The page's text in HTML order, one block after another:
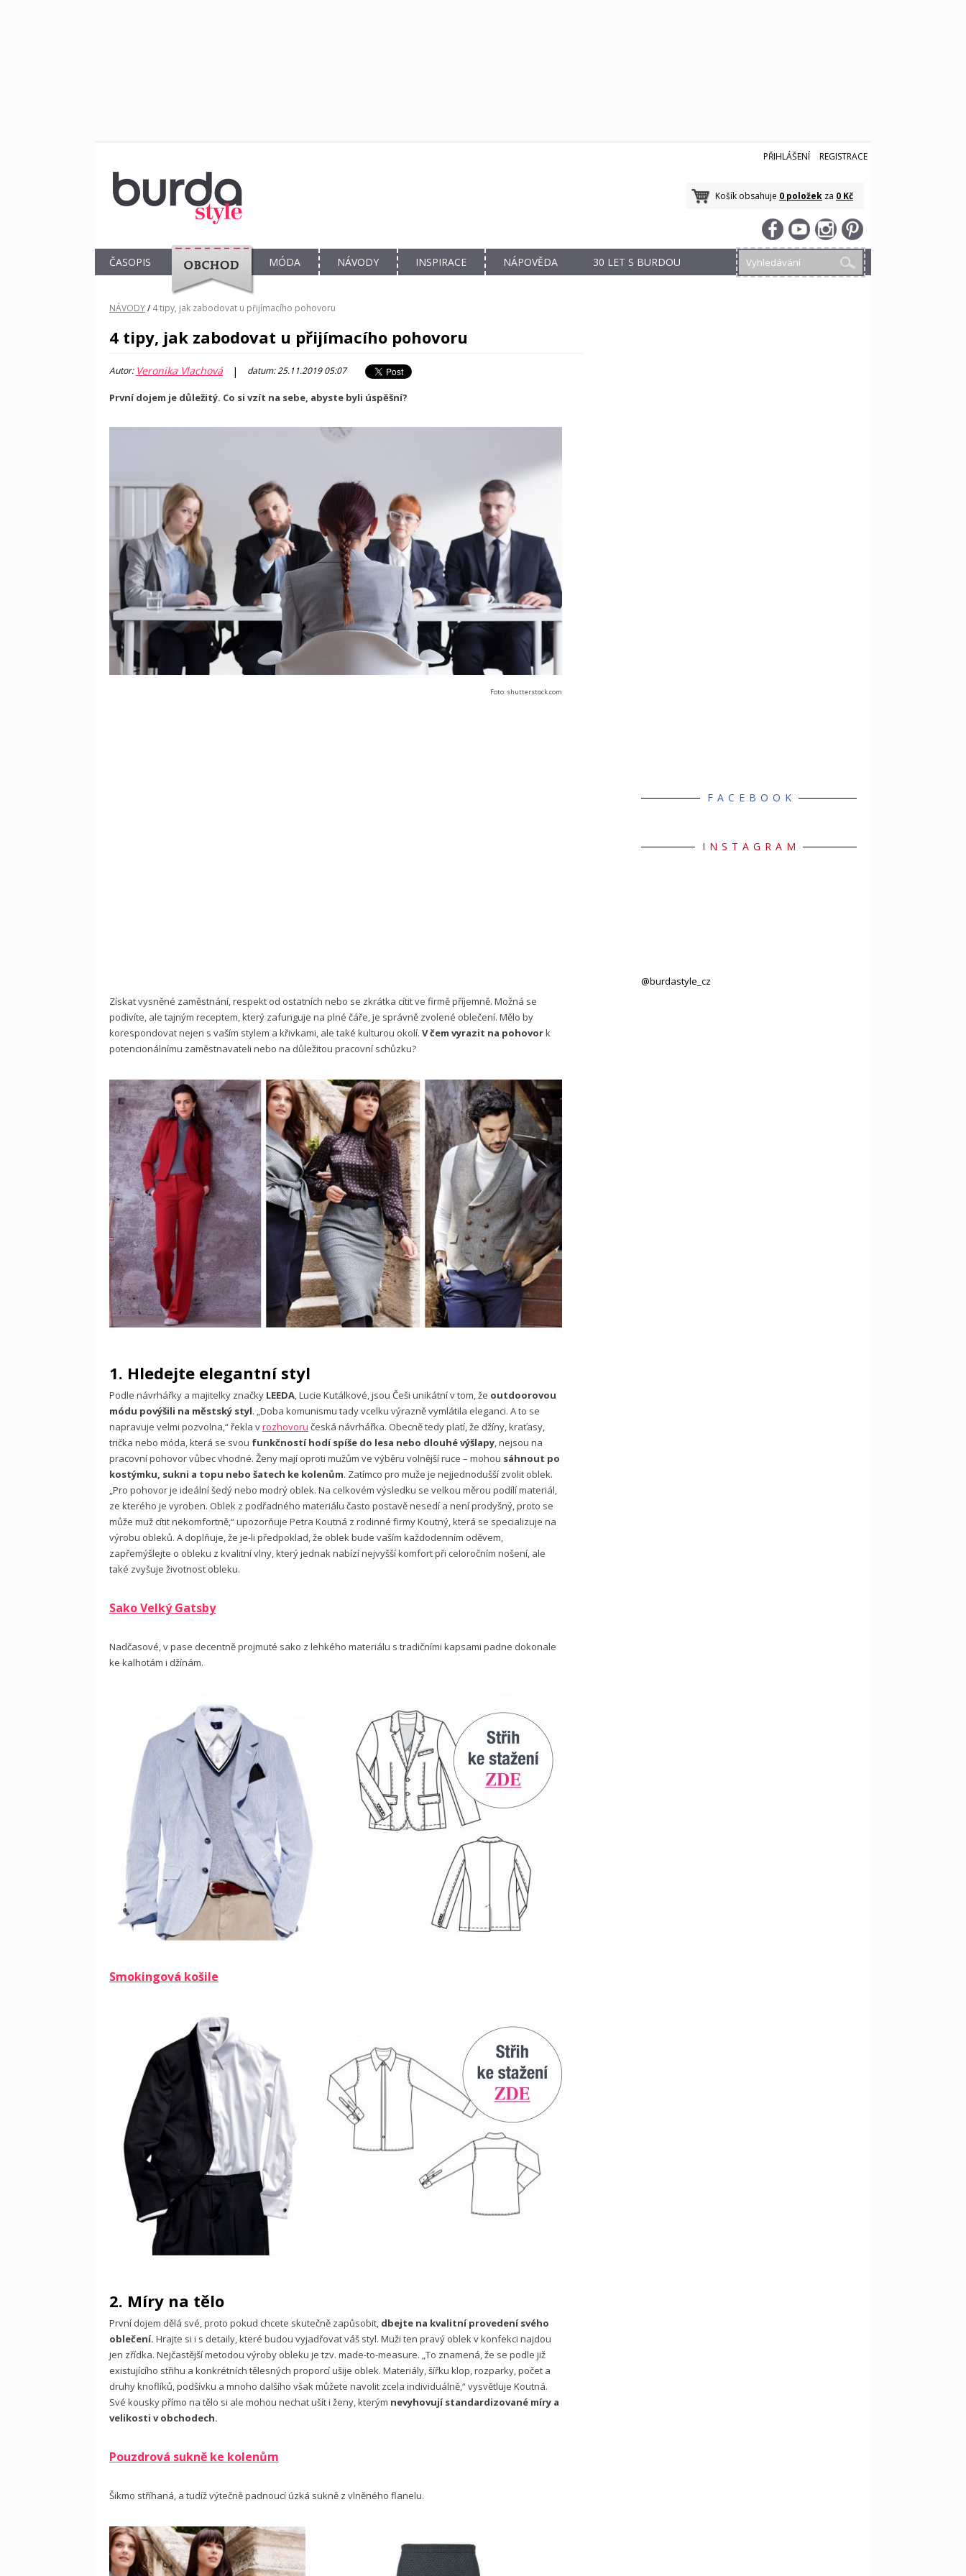
PŘIHLÁŠENÍ REGISTRACE
Košík obsahuje 0 položek za 0 Kč
ČASOPIS
OBCHOD
MÓDA NÁVODY INSPIRACE NÁPOVĚDA 30 LET S BURDOU
NÁVODY/ 4 tipy, jak zabodovat u přijímacího pohovoru
4 tipy, jak zabodovat u přijímacího pohovoru
Autor: Veronika Vlachová | datum: 25.11.2019 05:07
První dojem je důležitý. Co si vzít na sebe, abyste byli úspěšní?
Foto: shutterstock.com
Získat vysněné zaměstnání, respekt od ostatních nebo se zkrátka cítit ve firmě příjemně. Možná se
podivíte, ale tajným receptem, který zafunguje na plné čáře, je správně zvolené oblečení. Mělo by
korespondovat nejen s vaším stylem a křivkami, ale také kulturou okolí. V čem vyrazit na pohovork
potencionálnímu zaměstnavateli nebo na důležitou pracovní schůzku?
1. Hledejte elegantní styl
Podle návrhářky a majitelky značky LEEDA, Lucie Kutálkové, jsou Češi unikátní v tom, že outdoorovou
módu povýšili na městský styl. „Doba komunismu tady vcelku výrazně vymlátila eleganci. A to se
napravuje velmi pozvolna,“ řekla vrozhovoru česká návrhářka. Obecně tedy platí, že džíny, kraťasy,
trička nebo móda, která se svou funkčností hodí spíše do lesa nebo dlouhé výšlapy, nejsou na
pracovní pohovor vůbec vhodné. Ženy mají oproti mužům ve výběru volnější ruce – mohou sáhnout po
kostýmku, sukni a topu nebo šatech ke kolenům. Zatímco pro muže je nejjednodušší zvolit oblek.
„Pro pohovor je ideální šedý nebo modrý oblek. Na celkovém výsledku se velkou měrou podílí materiál,
ze kterého je vyroben. Oblek z podřadného materiálu často postavě nesedí a není prodyšný, proto se
může muž cítit nekomfortně,“ upozorňuje Petra Koutná z rodinné firmy Koutný, která se specializuje na
výrobu obleků. A doplňuje, že je-li předpoklad, že oblek bude vaším každodenním oděvem,
zapřemýšlejte o obleku z kvalitní vlny, který jednak nabízí nejvyšší komfort při celoročním nošení, ale
také zvyšuje životnost obleku.
Sako Velký Gatsby
Nadčasové, v pase decentně projmuté sako z lehkého materiálu s tradičními kapsami padne dokonale
ke kalhotám i džínám.
Smokingová košile
2. Míry na tělo
První dojem dělá své, proto pokud chcete skutečně zapůsobit, dbejte na kvalitní provedení svého
oblečení. Hrajte si i s detaily, které budou vyjadřovat váš styl. Muži ten pravý oblek v konfekci najdou
jen zřídka. Nejčastější metodou výroby obleku je tzv. made-to-measure. „To znamená, že se podle již
existujícího střihu a konkrétních tělesných proporcí ušije oblek. Materiály, šířku klop, rozparky, počet a
druhy knoflíků, podšívku a mnoho dalšího však můžete navolit zcela individuálně,“ vysvětluje Koutná.
Své kousky přímo na tělo si ale mohou nechat ušít i ženy, kterým nevyhovují standardizované míry a
velikosti v obchodech.
Pouzdrová sukně ke kolenům
Šikmo stříhaná, a tudíž výtečně padnoucí úzká sukně z vlněného flanelu.
FACEBOOK
INSTAGRAM
@burdastyle_cz